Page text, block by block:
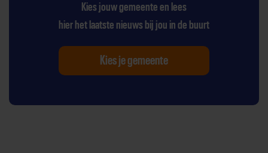
Kies jouw gemeente en lees
hier het laatste nieuws bij jou in de buurt
Kies je gemeente